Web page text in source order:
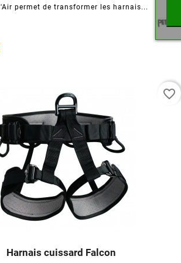
permet de transformer les harnais...
Harnais cuissard Falcon
   
favorite_border